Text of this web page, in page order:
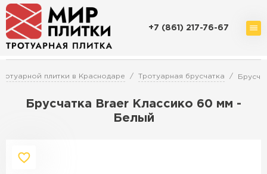
+7 (861) 217-76-67
плитки в Краснодаре Тротуарная брусчатка
Брусчатка Braer Классико 60 мм -
Белый